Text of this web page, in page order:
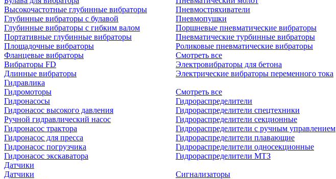
Высокочастотные глубинные вибраторы
Глубинные вибраторы с булавой
Глубинные вибраторы с гибким валом
Портативные глубинные вибраторы
Площадочные вибраторы
Фланцевые вибраторы
Вибраторы FD
Длинные вибраторы
Пневмостряхиватели
Пневмопушки
Поршневые пневматические вибраторы
Пневматические турбинные вибраторы
Роликовые пневматические вибраторы
Смотреть все
Электровибраторы для бетона
Электрические вибраторы переменного тока
Гидравлика
Гидромоторы
Гидронасосы
Гидронасос высокого давления
Ручной гидравлический насос
Гидронасос трактора
Гидронасос для пресса
Гидронасос погрузчика
Гидронасос экскаватора
Смотреть все
Гидрораспределители
Гидрораспределители спецтехники
Гидрораспределители секционные
Гидрораспределители с ручным управлением
Гидрораспределители плавающие
Гидрораспределители односекционные
Гидрораспределители МТЗ
Датчики
Датчики
Сигнализаторы